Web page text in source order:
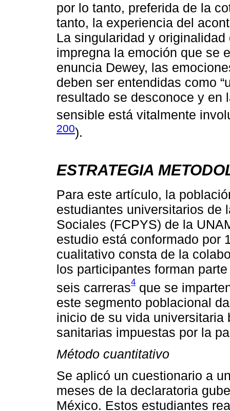
por lo tanto, preferida de la
tanto, la experiencia del
La singularidad y
impregna la emoción que se
enuncia Dewey, las
deben ser entendidas como
resultado se desconoce y en
sensible está vitalmente
200).
ESTRATEGIA
Para este artículo, la
estudiantes universitarios de
Sociales (FCPYS) de la
estudio está conformado por
cualitativo consta de la
los participantes forman
seis carreras4 que se
este segmento poblacional
inicio de su vida
sanitarias impuestas por la
Método cuantitativo
Se aplicó un cuestionario a
meses de la declaratoria
México. Estos estudiantes